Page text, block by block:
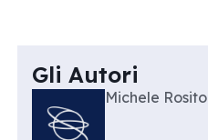
Gli Autori
Michele Rosito